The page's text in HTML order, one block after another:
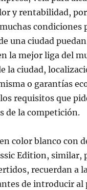
y rentabilidad,
condiciones
una ciudad
la mejor liga del
la ciudad,
o garantías
requisitos que
de la competición.
color blanco con
Edition, similar,
recuerdan a
de introducir al